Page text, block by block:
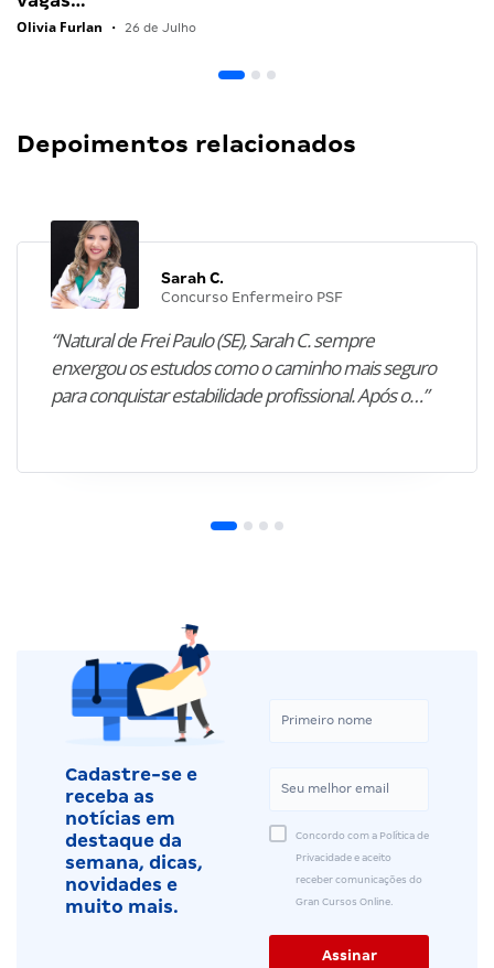
Olivia Furlan • 26 de Julho
Depoimentos relacionados
Sarah C.
Concurso Enfermeiro PSF
“Natural de Frei Paulo (SE), Sarah C. sempre
enxergou os estudos como o caminho mais seguro
para conquistar estabilidade profissional. Após o…”
Cadastre-se e
receba as
notícias em
destaque da
semana, dicas,
novidades e
muito mais.
Concordo com a Política de
Privacidade e aceito
receber comunicações do
Gran Cursos Online.